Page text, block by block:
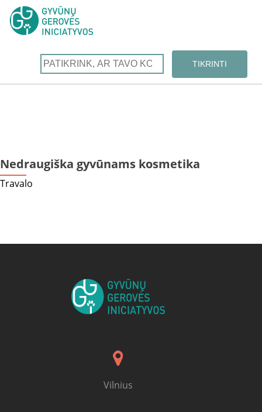
Nedraugiška gyvūnams kosmetika
Travalo
Vilnius